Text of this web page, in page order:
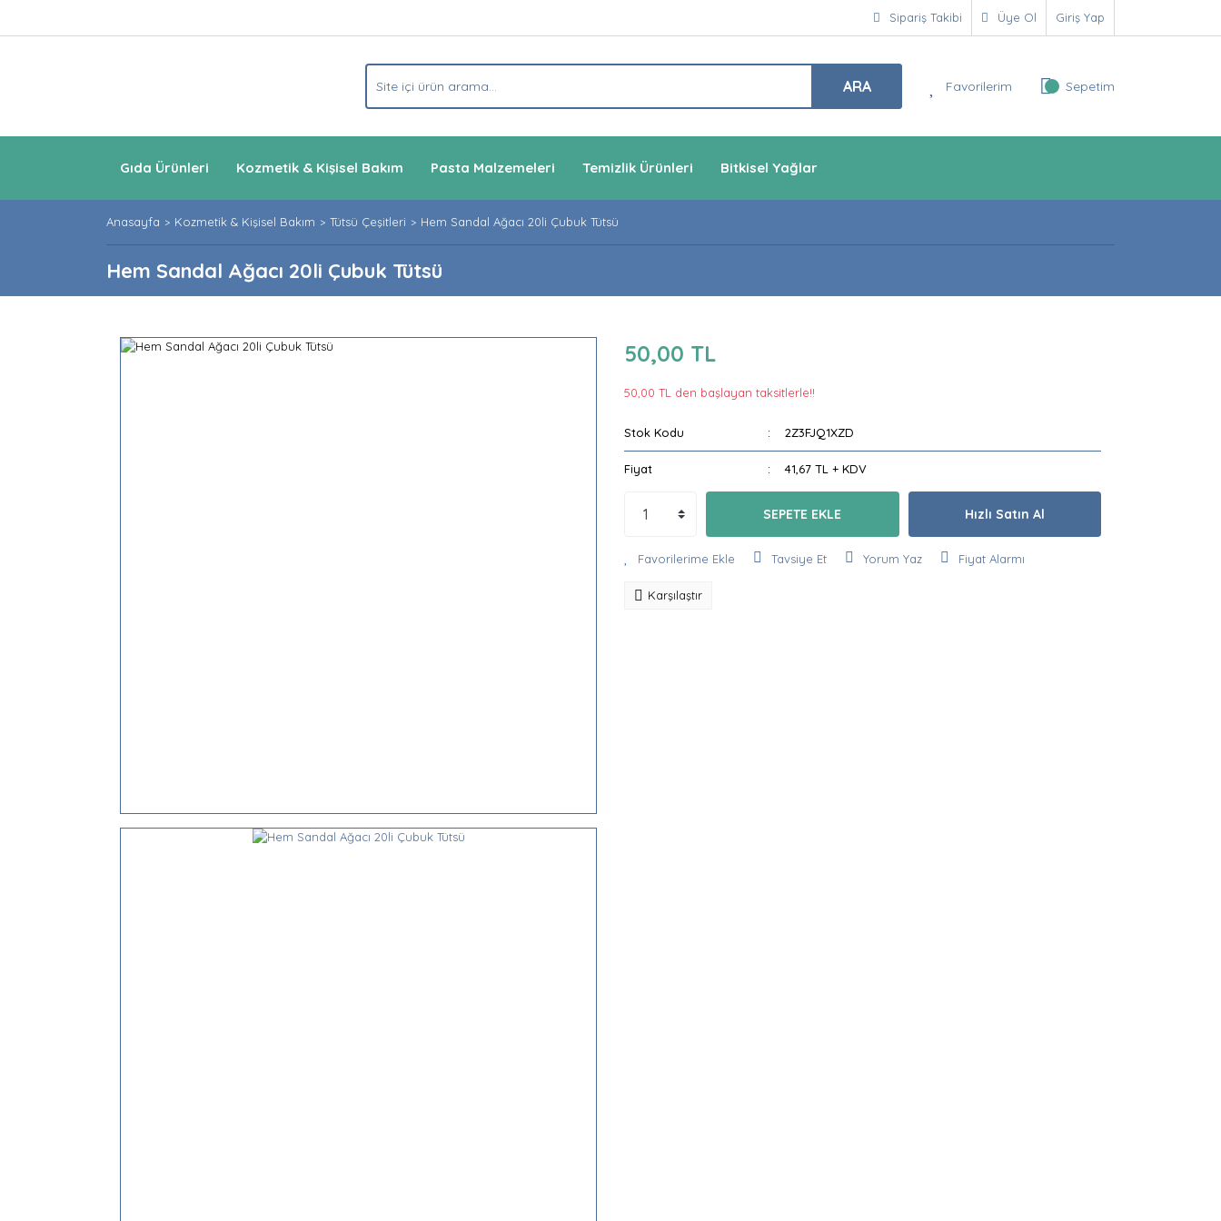
Sipariş Takibi Üye Ol Giriş Yap
ARA Favorilerim Sepetim
Gıda Ürünleri Kozmetik & Kişisel Bakım Pasta Malzemeleri Temizlik Ürünleri Bitkisel Yağlar
Anasayfa Kozmetik & Kişisel Bakım Tütsü Çeşitleri Hem Sandal Ağacı 20li Çubuk Tütsü
Hem Sandal Ağacı 20li Çubuk Tütsü
50,00 TL
50,00 TL den başlayan taksitlerle!!
Stok Kodu 2Z3FJQ1XZD
Fiyat 41,67 TL + KDV
SEPETE EKLE Hızlı Satın Al
Tavsiye Et Yorum Yaz Fiyat Alarmı
Karşılaştır